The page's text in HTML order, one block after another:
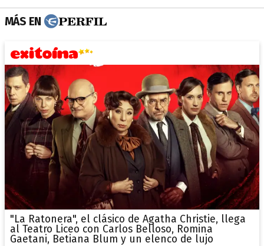
MÁS EN
"La Ratonera", el clásico de Agatha Christie, llega
al Teatro Liceo con Carlos Belloso, Romina
Gaetani, Betiana Blum y un elenco de lujo